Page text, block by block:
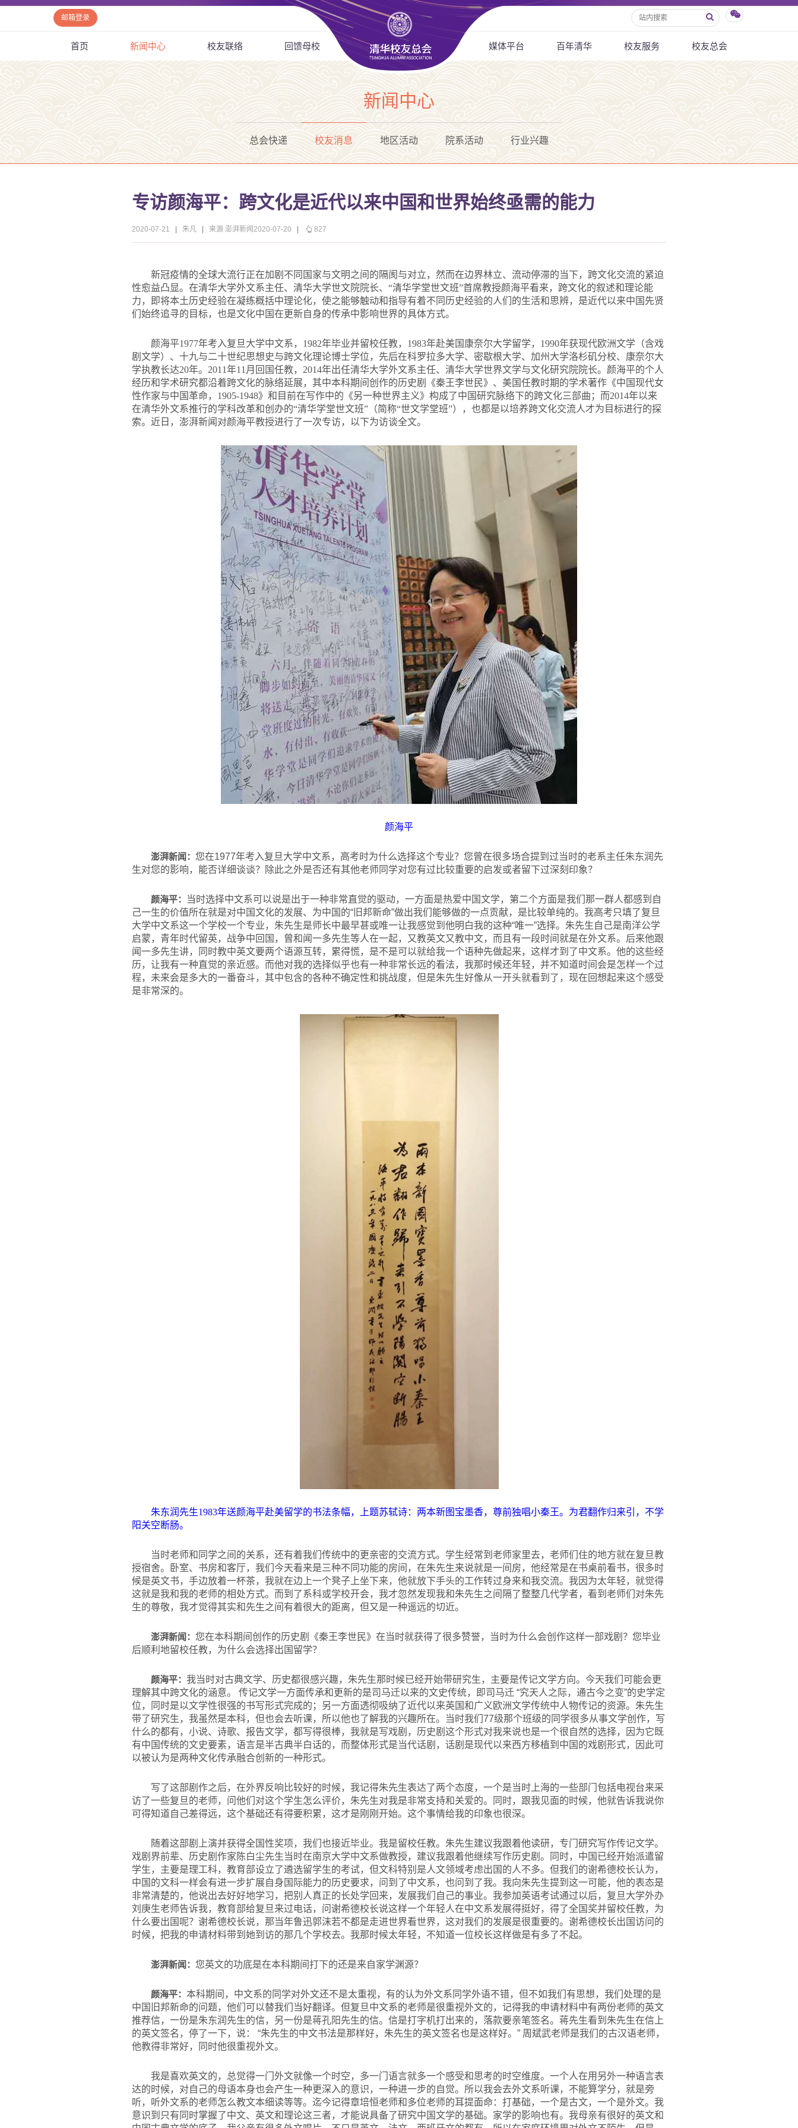
邮箱登录
首页 新闻中心 校友联络 回馈母校 媒体平台 百年清华 校友服务 校友总会
新闻中心
总会快递 校友消息 地区活动 院系活动 行业兴趣
专访颜海平：跨文化是近代以来中国和世界始终亟需的能力
2020-07-21 朱凡 来源 澎湃新闻2020-07-20 827
新冠疫情的全球大流行正在加剧不同国家与文明之间的隔阂与对立，然而在边界林立、流动停滞的当下，跨文化交流的紧迫
性愈益凸显。在清华大学外文系主任、清华大学世文院院长、“清华学堂世文班”首席教授颜海平看来，跨文化的叙述和理论能
力，即将本土历史经验在凝练概括中理论化，使之能够触动和指导有着不同历史经验的人们的生活和思辨，是近代以来中国先贤
们始终追寻的目标，也是文化中国在更新自身的传承中影响世界的具体方式。
颜海平1977年考入复旦大学中文系，1982年毕业并留校任教，1983年赴美国康奈尔大学留学，1990年获现代欧洲文学（含戏
剧文学）、十九与二十世纪思想史与跨文化理论博士学位，先后在科罗拉多大学、密歇根大学、加州大学洛杉矶分校、康奈尔大
学执教长达20年。2011年11月回国任教，2014年出任清华大学外文系主任、清华大学世界文学与文化研究院院长。颜海平的个人
经历和学术研究都沿着跨文化的脉络延展，其中本科期间创作的历史剧《秦王李世民》、美国任教时期的学术著作《中国现代女
性作家与中国革命，1905-1948》和目前在写作中的《另一种世界主义》构成了中国研究脉络下的跨文化三部曲；而2014年以来
在清华外文系推行的学科改革和创办的“清华学堂世文班”（简称“世文学堂班”），也都是以培养跨文化交流人才为目标进行的探
索。近日，澎湃新闻对颜海平教授进行了一次专访，以下为访谈全文。
颜海平
澎湃新闻： 您在1977年考入复旦大学中文系，高考时为什么选择这个专业？您曾在很多场合提到过当时的老系主任朱东润先
生对您的影响，能否详细谈谈？除此之外是否还有其他老师同学对您有过比较重要的启发或者留下过深刻印象？
颜海平：
当时选择中文系可以说是出于一种非常直觉的驱动，一方面是热爱中国文学，第二个方面是我们那一群人都感到自
己一生的价值所在就是对中国文化的发展、为中国的“旧邦新命”做出我们能够做的一点贡献，是比较单纯的。我高考只填了复旦
大学中文系这一个学校一个专业，朱先生是师长中最早甚或唯一让我感觉到他明白我的这种“唯一”选择。朱先生自己是南洋公学
启蒙，青年时代留英，战争中回国，曾和闻一多先生等人在一起，又教英文又教中文，而且有一段时间就是在外文系。后来他跟
闻一多先生讲，同时教中英文要两个语源互转，累得慌，是不是可以就给我一个语种先做起来，这样才到了中文系。他的这些经
历，让我有一种直觉的亲近感。而他对我的选择似乎也有一种非常长远的看法，我那时候还年轻，并不知道时间会是怎样一个过
程，未来会是多大的一番奋斗，其中包含的各种不确定性和挑战度，但是朱先生好像从一开头就看到了，现在回想起来这个感受
是非常深的。
朱东润先生1983年送颜海平赴美留学的书法条幅，上题苏轼诗：两本新图宝墨香，尊前独唱小秦王。为君翻作归来引，不学
阳关空断肠。
当时老师和同学之间的关系，还有着我们传统中的更亲密的交流方式。学生经常到老师家里去，老师们住的地方就在复旦教
授宿舍。卧室、书房和客厅，我们今天看来是三种不同功能的房间，在朱先生来说就是一间房，他经常是在书桌前看书，很多时
候是英文书，手边放着一杯茶，我就在边上一个凳子上坐下来，他就放下手头的工作转过身来和我交流。我因为太年轻，就觉得
这就是我和我的老师的相处方式。而到了系科或学校开会，我才忽然发现我和朱先生之间隔了整整几代学者，看到老师们对朱先
生的尊敬，我才觉得其实和先生之间有着很大的距离，但又是一种遥远的切近。
澎湃新闻： 您在本科期间创作的历史剧《秦王李世民》在当时就获得了很多赞誉，当时为什么会创作这样一部戏剧？您毕业
后顺利地留校任教，为什么会选择出国留学？
颜海平： 我当时对古典文学、历史都很感兴趣，朱先生那时候已经开始带研究生，主要是传记文学方向。今天我们可能会更
理解其中跨文化的涵意。 传记文学一方面传承和更新的是司马迁以来的文史传统，即司马迁 “究天人之际，通古今之变”的史学定
位，同时是以文学性很强的书写形式完成的；另一方面透彻吸纳了近代以来英国和广义欧洲文学传统中人物传记的资源。朱先生
带了研究生，我虽然是本科，但也会去听课，所以他也了解我的兴趣所在。当时我们77级那个班级的同学很多从事文学创作，写
什么的都有，小说、诗歌、报告文学，都写得很棒，我就是写戏剧，历史剧这个形式对我来说也是一个很自然的选择，因为它既
有中国传统的文史要素，语言是半古典半白话的，而整体形式是当代话剧，话剧是现代以来西方移植到中国的戏剧形式，因此可
以被认为是两种文化传承融合创新的一种形式。
写了这部剧作之后，在外界反响比较好的时候，我记得朱先生表达了两个态度，一个是当时上海的一些部门包括电视台来采
访了一些复旦的老师，问他们对这个学生怎么评价，朱先生对我是非常支持和关爱的。同时，跟我见面的时候，他就告诉我说你
可得知道自己差得远，这个基础还有得要积累，这才是刚刚开始。这个事情给我的印象也很深。
随着这部剧上演并获得全国性奖项，我们也接近毕业。我是留校任教。朱先生建议我跟着他读研，专门研究写作传记文学。
戏剧界前辈、历史剧作家陈白尘先生当时在南京大学中文系做教授，建议我跟着他继续写作历史剧。同时，中国已经开始派遣留
学生，主要是理工科，教育部设立了遴选留学生的考试，但文科特别是人文领域考虑出国的人不多。但我们的谢希德校长认为，
中国的文科一样会有进一步扩展自身国际能力的历史要求，问到了中文系，也问到了我。我向朱先生提到这一可能，他的表态是
非常清楚的，他说出去好好地学习，把别人真正的长处学回来，发展我们自己的事业。我参加英语考试通过以后，复旦大学外办
刘庚生老师告诉我，教育部给复旦来过电话，问谢希德校长说这样一个年轻人在中文系发展得挺好，得了全国奖并留校任教，为
什么要出国呢？谢希德校长说，那当年鲁迅郭沫若不都是走进世界看世界，这对我们的发展是很重要的。谢希德校长出国访问的
时候，把我的申请材料带到她到访的那几个学校去。我那时候太年轻，不知道一位校长这样做是有多了不起。
澎湃新闻： 您英文的功底是在本科期间打下的还是来自家学渊源？
颜海平： 本科期间，中文系的同学对外文还不是太重视，有的认为外文系同学外语不错，但不如我们有思想，我们处理的是
中国旧邦新命的问题，他们可以替我们当好翻译。但复旦中文系的老师是很重视外文的，记得我的申请材料中有两份老师的英文
推荐信，一份是朱东润先生的信，另一份是蒋孔阳先生的信。信是打字机打出来的，落款要亲笔签名。蒋先生看到朱先生在信上
的英文签名，停了一下，说： “朱先生的中文书法是那样好，朱先生的英文签名也是这样好。” 周斌武老师是我们的古汉语老师，
他教得非常好，同时他很重视外文。
我是喜欢英文的，总觉得一门外文就像一个时空，多一门语言就多一个感受和思考的时空维度。一个人在用另外一种语言表
达的时候，对自己的母语本身也会产生一种更深入的意识，一种进一步的自觉。所以我会去外文系听课，不能算学分，就是旁
听，听外文系的老师怎么教文本细读等等。迄今记得章培恒老师和多位老师的耳提面命：打基础，一个是古文，一个是外文。我
意识到只有同时掌握了中文、英文和理论这三者，才能说具备了研究中国文学的基础。家学的影响也有。我母亲有很好的英文和